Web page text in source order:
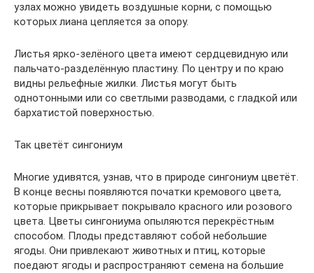
узлах можно увидеть воздушные корни, с помощью
которых лиана цепляется за опору.
Листья ярко-зелёного цвета имеют сердцевидную или
пальчато-разделённую пластину. По центру и по краю
видны рельефные жилки. Листья могут быть
однотонными или со светлыми разводами, с гладкой или
бархатистой поверхностью.
Так цветёт сингониум
Многие удивятся, узнав, что в природе сингониум цветёт.
В конце весны появляются початки кремового цвета,
которые прикрывает покрывало красного или розового
цвета. Цветы сингониума опыляются перекрёстным
способом. Плоды представляют собой небольшие
ягоды. Они привлекают животных и птиц, которые
поедают ягоды и распространяют семена на большие